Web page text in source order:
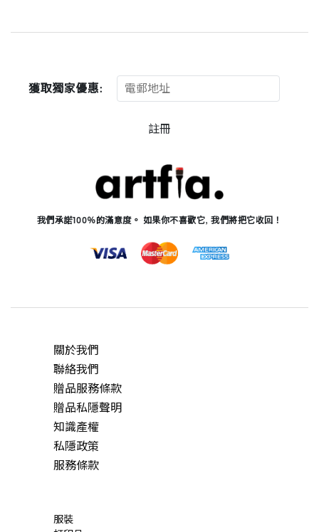
獲取獨家優惠:
註冊
我們承諾100％的滿意度。 如果你不喜歡它, 我們將把它收回！
關於我們
聯絡我們
贈品服務條款
贈品私隱聲明
知識產權
私隱政策
服務條款
服裝